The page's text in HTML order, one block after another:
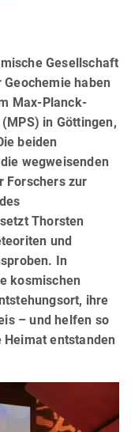
Gesellschaft
haben
Max-Planck-
in Göttingen,
beiden
wegweisenden
Forschers zur
Thorsten
und
In
kosmischen
ihre
– und helfen so
entstanden